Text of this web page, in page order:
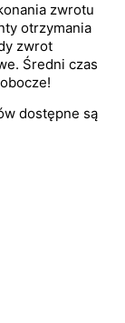
zwrotu
otrzymania
zwrot
Średni czas
dostępne są